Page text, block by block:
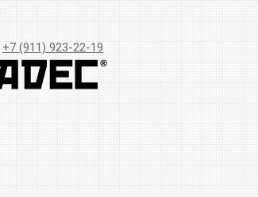
+7 (911) 923-22-19